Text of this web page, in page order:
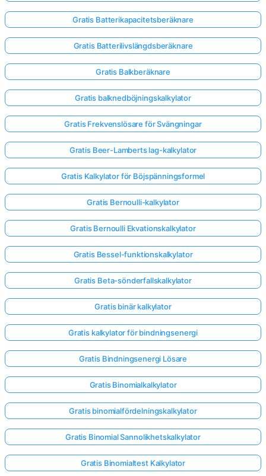
Gratis Batterikapacitetsberäknare
Gratis Batterilivslängdsberäknare
Gratis Balkberäknare
Gratis balknedböjningskalkylator
Gratis Frekvenslösare för Svängningar
Gratis Beer-Lamberts lag-kalkylator
Gratis Kalkylator för Böjspänningsformel
Gratis Bernoulli-kalkylator
Gratis Bernoulli Ekvationskalkylator
Gratis Bessel-funktionskalkylator
Gratis Beta-sönderfallskalkylator
Gratis binär kalkylator
Gratis kalkylator för bindningsenergi
Gratis Bindningsenergi Lösare
Gratis Binomialkalkylator
Gratis binomialfördelningskalkylator
Gratis Binomial Sannolikhetskalkylator
Gratis Binomialtest Kalkylator